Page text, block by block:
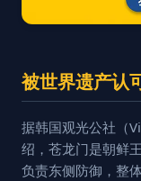
被世界遗产认
据韩国观光公社（
绍，苍龙门是朝鲜
负责东侧防御，整